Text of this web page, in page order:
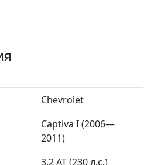
Chevrolet
Captiva I (2006—
2011)
3.2 AT (230 л.с.)